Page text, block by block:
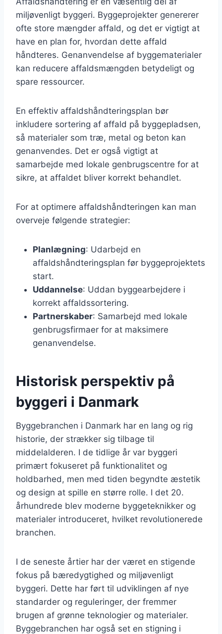
miljøvenligt byggeri. Byggeprojekter genererer
ofte store mængder affald, og det er vigtigt at
have en plan for, hvordan dette affald
håndteres. Genanvendelse af byggematerialer
kan reducere affaldsmængden betydeligt og
spare ressourcer.
En effektiv affaldshåndteringsplan bør
inkludere sortering af affald på byggepladsen,
så materialer som træ, metal og beton kan
genanvendes. Det er også vigtigt at
samarbejde med lokale genbrugscentre for at
sikre, at affaldet bliver korrekt behandlet.
For at optimere affaldshåndteringen kan man
overveje følgende strategier:
Planlægning: Udarbejd en
affaldshåndteringsplan før byggeprojektets
start.
Uddannelse: Uddan byggearbejdere i
korrekt affaldssortering.
Partnerskaber: Samarbejd med lokale
genbrugsfirmaer for at maksimere
genanvendelse.
Historisk perspektiv på
byggeri i Danmark
Byggebranchen i Danmark har en lang og rig
historie, der strækker sig tilbage til
middelalderen. I de tidlige år var byggeri
primært fokuseret på funktionalitet og
holdbarhed, men med tiden begyndte æstetik
og design at spille en større rolle. I det 20.
århundrede blev moderne byggeteknikker og
materialer introduceret, hvilket revolutionerede
branchen.
I de seneste årtier har der været en stigende
fokus på bæredygtighed og miljøvenligt
byggeri. Dette har ført til udviklingen af nye
standarder og reguleringer, der fremmer
brugen af grønne teknologier og materialer.
Byggebranchen har også set en stigning i